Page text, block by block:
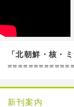
「北朝鮮・核・
新刊案内